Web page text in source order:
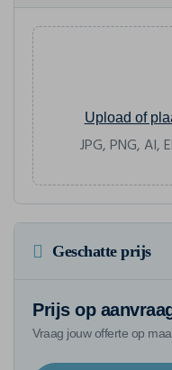
Upload of
JPG, PNG, AI,
Geschatte prijs
Prijs op
Vraag jouw offerte op